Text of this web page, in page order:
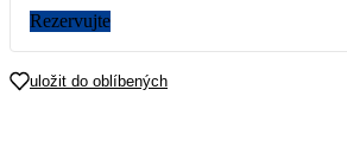
Rezervujte
uložit do oblíbených